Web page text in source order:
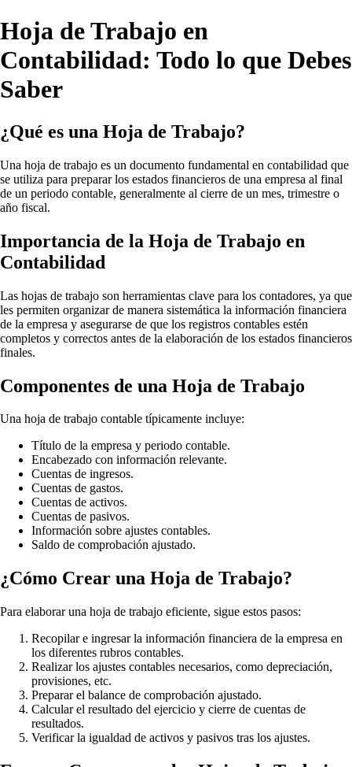
Hoja de Trabajo en
Contabilidad: Todo lo que Debes
Saber
¿Qué es una Hoja de Trabajo?
Una hoja de trabajo es un documento fundamental en contabilidad que
se utiliza para preparar los estados financieros de una empresa al final
de un periodo contable, generalmente al cierre de un mes, trimestre o
año fiscal.
Importancia de la Hoja de Trabajo en
Contabilidad
Las hojas de trabajo son herramientas clave para los contadores, ya que
les permiten organizar de manera sistemática la información financiera
de la empresa y asegurarse de que los registros contables estén
completos y correctos antes de la elaboración de los estados financieros
finales.
Componentes de una Hoja de Trabajo
Una hoja de trabajo contable típicamente incluye:
Título de la empresa y periodo contable.
Encabezado con información relevante.
Cuentas de ingresos.
Cuentas de gastos.
Cuentas de activos.
Cuentas de pasivos.
Información sobre ajustes contables.
Saldo de comprobación ajustado.
¿Cómo Crear una Hoja de Trabajo?
Para elaborar una hoja de trabajo eficiente, sigue estos pasos:
Recopilar e ingresar la información financiera de la empresa en
los diferentes rubros contables.
Realizar los ajustes contables necesarios, como depreciación,
provisiones, etc.
Preparar el balance de comprobación ajustado.
Calcular el resultado del ejercicio y cierre de cuentas de
resultados.
Verificar la igualdad de activos y pasivos tras los ajustes.